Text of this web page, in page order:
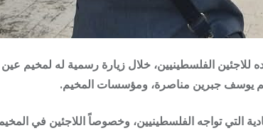
للاجئين الفلسطينيين، خلال زيارة رسمية له لمخيم
يوسف جبرين مناصرة، ومؤسسات المخيم.
التي تواجه الفلسطينيين، وخصوصاً اللاجئين في